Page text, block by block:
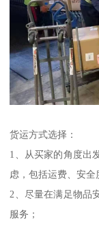
货运方式选择：
1、从买家的角度出
虑，包括运费、安全
2、尽量在满足物品
服务；